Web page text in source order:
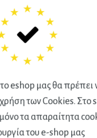
eshop μας θα πρέπει
των Cookies. Στο
τα απαραίτητα
του e-shop μας
μας